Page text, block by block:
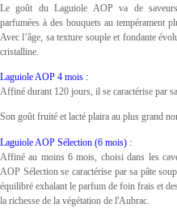
Le goût du Laguiole AOP va de saveurs
parfumées à des bouquets au tempérament
Avec l’âge, sa texture souple et fondante
cristalline.
Laguiole AOP 4 mois :
Affiné durant 120 jours, il se caractérise par
Son goût fruité et lacté plaira au plus grand
Laguiole AOP Sélection (6 mois) :
Affiné au moins 6 mois, choisi dans les
AOP Sélection se caractérise par sa pâte
équilibré exhalant le parfum de foin frais et
la richesse de la végétation de l'Aubrac.